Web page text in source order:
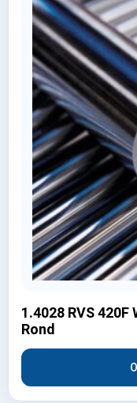
1.4028 RVS
Rond